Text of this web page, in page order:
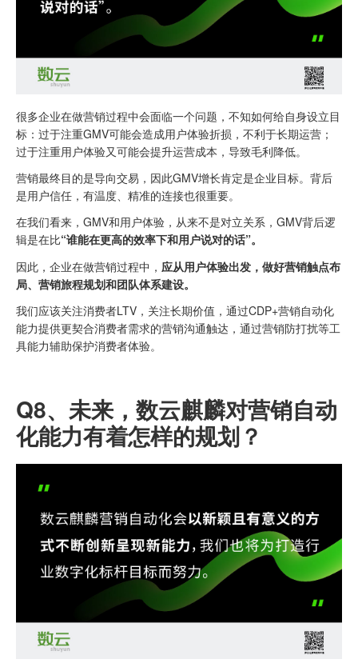
很多企业在做营销过程中会面临一个问题，不知如何给自身设立目
标：过于注重GMV可能会造成用户体验折损，不利于长期运营；
过于注重用户体验又可能会提升运营成本，导致毛利降低。
营销最终目的是导向交易，因此GMV增长肯定是企业目标。背后
是用户信任，有温度、精准的连接也很重要。
在我们看来，GMV和用户体验，从来不是对立关系，GMV背后逻
辑是在比“谁能在更高的效率下和用户说对的话”。
因此，企业在做营销过程中， 应从用户体验出发，做好营销触点布
局、营销旅程规划和团队体系建设。
我们应该关注消费者LTV，关注长期价值，通过CDP+营销自动化
能力提供更契合消费者需求的营销沟通触达，通过营销防打扰等工
具能力辅助保护消费者体验。
Q8、 未来，数云麒麟对营销自动
化能力有着怎样的规划？